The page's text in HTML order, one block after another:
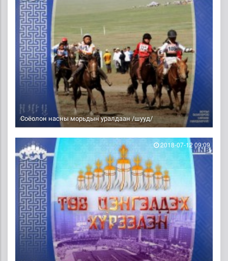
Соёолон насны морьдын уралдаан /шууд/
2018-07-12 09:09